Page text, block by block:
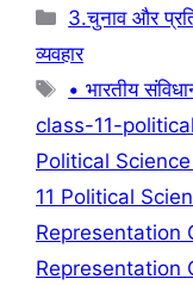
Categories
3.चुनाव और
व्यवहार
Tags
• भारतीय
class-11-
Political
11 Political
Representation
Representation